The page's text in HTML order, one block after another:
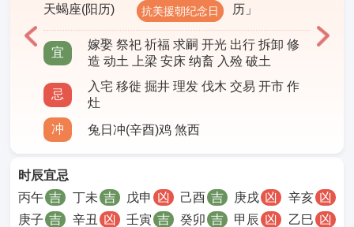
天蝎座(阳历)
抗美援朝纪念日
历」
宜
嫁娶 祭祀 祈福 求嗣 开光 出行 拆卸 修
造 动土 上梁 安床 纳畜 入殓 破土
忌
入宅 移徙 掘井 理发 伐木 交易 开市 作
灶
冲
兔日冲(辛酉)鸡 煞西
时辰宜忌
庚子 吉 辛丑 凶 壬寅 吉 癸卯 吉 甲辰 凶 乙巳 凶
丙午 吉 丁未 吉 戊申 凶 己酉 吉 庚戌 凶 辛亥 凶